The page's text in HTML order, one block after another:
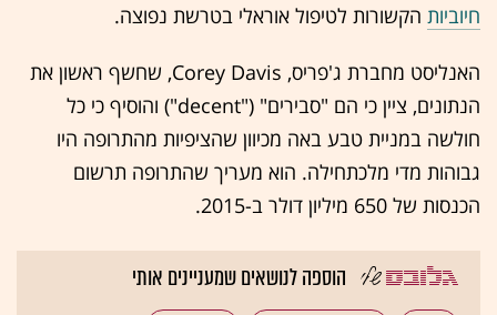
חיוביות הקשורות לטיפול אוראלי בטרשת נפוצה.
האנליסט מחברת ג'פריס, Corey Davis, שחשף ראשון
את
הנתונים, ציין כי הם "סבירים" ("decent") והוסיף כי כל
חולשה במניית טבע באה מכיוון שהציפיות מהתרופה היו
גבוהות מדי מלכתחילה. הוא מעריך שהתרופה תרשום
הכנסות של 650 מיליון דולר ב-2015.
הוספה לנושאים שמעניינים אותי